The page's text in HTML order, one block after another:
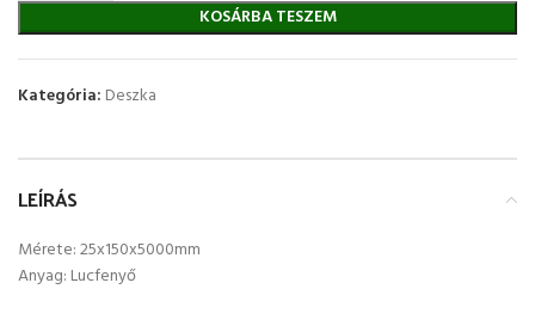
KOSÁRBA TESZEM
Kategória: Deszka
LEÍRÁS
Mérete: 25x150x5000mm
Anyag: Lucfenyő